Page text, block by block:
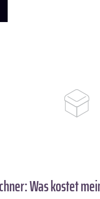
Was kostet